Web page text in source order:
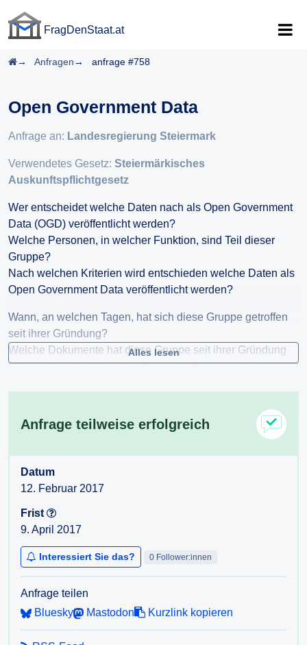
FragDenStaat.at
Startseite
Anfragen anfrage #758
Open Government Data
Anfrage an: Landesregierung Steiermark
Verwendetes Gesetz: Steiermärkisches
Auskunftspflichtgesetz
Wer entscheidet welche Daten nach als Open Government
Data (OGD) veröffentlicht werden?
Welche Personen, in welcher Funktion, sind Teil dieser
Gruppe?
Nach welchen Kriterien wird entschieden welche Daten als
Open Government Data veröffentlicht werden?
Wann, an welchen Tagen, hat sich diese Gruppe getroffen
seit ihrer Gründung?
Welche Dokumente hat diese Gruppe seit ihrer Gründung
produziert bzw. beauftragt? Schicken Sie mir bitte eine
Welche Daten wurden bis jetzt angefragt? Welche davon
Begründung? Ich bitte um eine Liste.
Alles lesen
Anfrage teilweise erfolgreich
Datum
12. Februar 2017
Frist
9. April 2017
Interessiert Sie das? 0 Follower:innen
Anfrage teilen
Bluesky
Mastodon Kurzlink kopieren